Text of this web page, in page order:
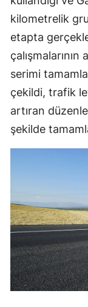
kilometrelik
etapta
serimi
çekildi, trafik
artıran
şekilde